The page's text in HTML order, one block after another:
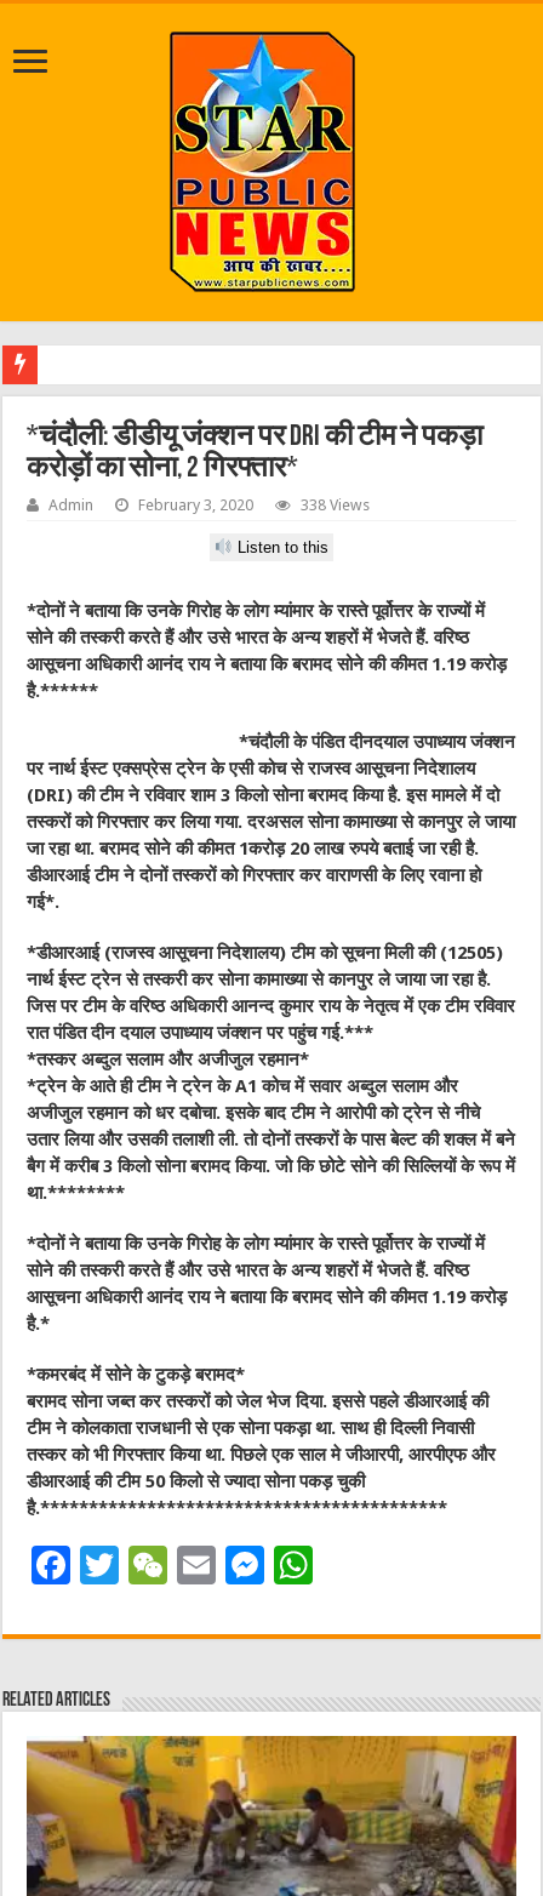
*चंदौली: डीडीयू जंक्शन पर DRI की टीम ने पकड़ा
करोड़ों का सोना, 2 गिरफ्तार*
Admin February 3, 2020 338 Views
Listen to this
*दोनों ने बताया कि उनके गिरोह के लोग म्यांमार के रास्ते पूर्वोत्तर के राज्यों में
सोने की तस्करी करते हैं और उसे भारत के अन्य शहरों में भेजते हैं. वरिष्ठ
आसूचना अधिकारी आनंद राय ने बताया कि बरामद सोने की कीमत 1.19 करोड़
है.******
*चंदौली के पंडित दीनदयाल उपाध्याय जंक्शन
पर नार्थ ईस्ट एक्सप्रेस ट्रेन के एसी कोच से राजस्व आसूचना निदेशालय
(DRI) की टीम ने रविवार शाम 3 किलो सोना बरामद किया है. इस मामले में दो
तस्करों को गिरफ्तार कर लिया गया. दरअसल सोना कामाख्या से कानपुर ले जाया
जा रहा था. बरामद सोने की कीमत 1करोड़ 20 लाख रुपये बताई जा रही है.
डीआरआई टीम ने दोनों तस्करों को गिरफ्तार कर वाराणसी के लिए रवाना हो
गई*.
*डीआरआई (राजस्व आसूचना निदेशालय) टीम को सूचना मिली की (12505)
नार्थ ईस्ट ट्रेन से तस्करी कर सोना कामाख्या से कानपुर ले जाया जा रहा है.
जिस पर टीम के वरिष्ठ अधिकारी आनन्द कुमार राय के नेतृत्व में एक टीम रविवार
रात पंडित दीन दयाल उपाध्याय जंक्शन पर पहुंच गई.***
*तस्कर अब्दुल सलाम और अजीजुल रहमान*
*ट्रेन के आते ही टीम ने ट्रेन के A1 कोच में सवार अब्दुल सलाम और
अजीजुल रहमान को धर दबोचा. इसके बाद टीम ने आरोपी को ट्रेन से नीचे
उतार लिया और उसकी तलाशी ली. तो दोनों तस्करों के पास बेल्ट की शक्ल में बने
बैग में करीब 3 किलो सोना बरामद किया. जो कि छोटे सोने की सिल्लियों के रूप में
था.********
*दोनों ने बताया कि उनके गिरोह के लोग म्यांमार के रास्ते पूर्वोत्तर के राज्यों में
सोने की तस्करी करते हैं और उसे भारत के अन्य शहरों में भेजते हैं. वरिष्ठ
आसूचना अधिकारी आनंद राय ने बताया कि बरामद सोने की कीमत 1.19 करोड़
है.*
*कमरबंद में सोने के टुकड़े बरामद*
बरामद सोना जब्त कर तस्करों को जेल भेज दिया. इससे पहले डीआरआई की
टीम ने कोलकाता राजधानी से एक सोना पकड़ा था. साथ ही दिल्ली निवासी
तस्कर को भी गिरफ्तार किया था. पिछले एक साल मे जीआरपी, आरपीएफ और
डीआरआई की टीम 50 किलो से ज्यादा सोना पकड़ चुकी
है.******************************************
F
c
e
b
o
o
k
T
it
r
W
C
at
E
ai
M
ss
n
g
er
at
A
p
p
Related Articles